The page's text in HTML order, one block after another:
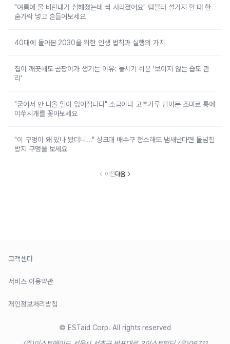
"여름에 물 비린내가 심해졌는데 싹 사라졌어요" 텀블러 설거지 할 때 한
숟가락 넣고 흔들어보세요
40대에 돌아본 2030을 위한 인생 법칙과 실행의 가치
집이 깨끗해도 곰팡이가 생기는 이유: 놓치기 쉬운 '보이지 않는 습도 관
리'
"굳어서 안 나올 일이 없어집니다" 소금이나 고추가루 담아둔 조미료 통에
이쑤시개를 꽂아보세요
"이 구멍이 왜 있나 봤더니..." 싱크대 배수구 청소해도 냄새난다면 물넘침
방지 구멍을 보세요
이전다음
고객센터
서비스 이용약관
개인정보처리방침
© ESTaid Corp. All rights reserved